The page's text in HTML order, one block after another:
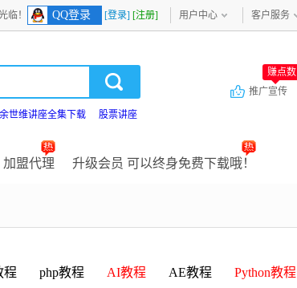
临！ QQ登录 [登录] [注册] 用户中心 客户服务
余世维讲座全集下载 股票讲座
推广宣传
赚点数
加盟代理 升级会员 可以终身免费下载哦！
程 php教程 AI教程 AE教程 Python教程